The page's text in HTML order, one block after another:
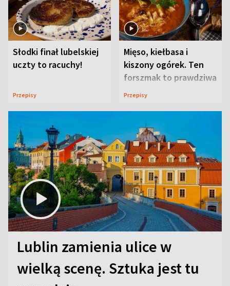
Słodki finał lubelskiej
uczty to racuchy!
Przepisy
Mięso, kiełbasa i
kiszony ogórek. Ten
forszmak to prawdziwa
uczta
Przepisy
Lublin zamienia ulice w
wielką scenę. Sztuka jest tu